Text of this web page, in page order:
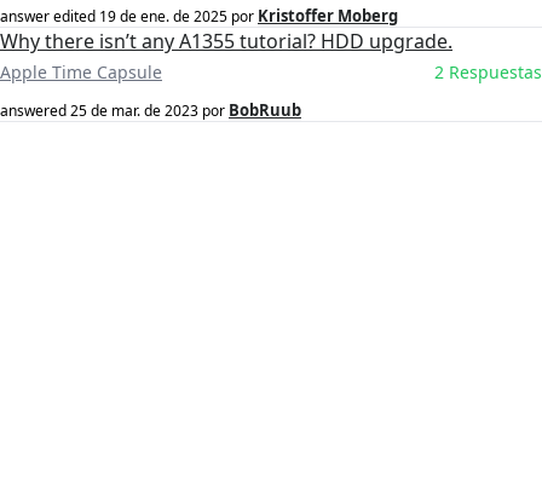
answer edited 19 de ene. de 2025 por Kristoffer Moberg
Why there isn’t any A1355 tutorial? HDD upgrade.
Apple Time Capsule 2 Respuestas
answered25 de mar. de 2023 por BobRuub